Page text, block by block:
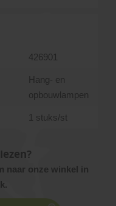
426901
Hang- en
opbouwlampen
1 stuks/st
naar onze winkel in